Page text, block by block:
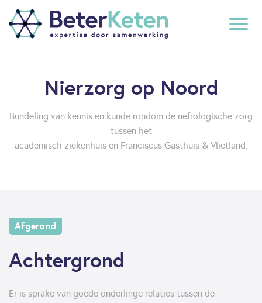
Nierzorg op Noord
Bundeling van kennis en kunde rondom de nefrologische zorg
tussen het
academisch ziekenhuis en Franciscus Gasthuis & Vlietland.
Afgerond
Achtergrond
Er is sprake van goede onderlinge relaties tussen de